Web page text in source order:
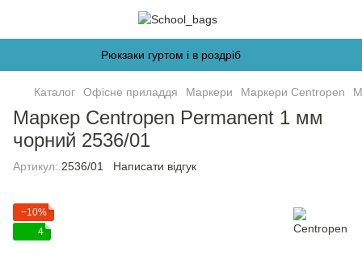
Рюкзаки гуртом і в роздріб
Каталог Офісне приладдя Маркери Маркери Centropen
Маркер Centropen Permanent 1 мм
чорний 2536/01
Артикул: 2536/01 Написати відгук
−10%
4